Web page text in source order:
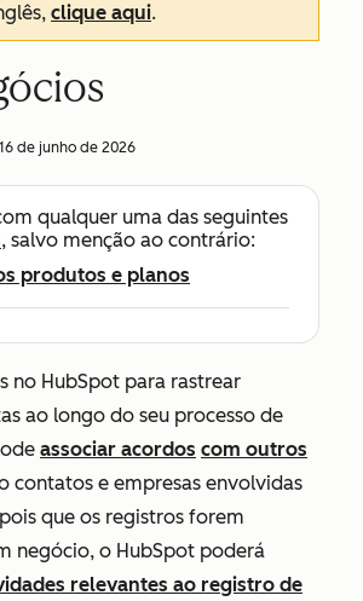
clique aqui.
16 de junho de 2026
qualquer uma das seguintes
, salvo menção ao contrário:
produtos e planos
no HubSpot para rastrear
ao longo do seu processo de
associar acordos com outros
contatos e empresas envolvidas
que os registros forem
negócio, o HubSpot poderá
relevantes ao registro de